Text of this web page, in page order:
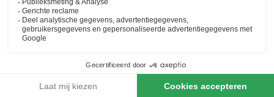
Hoge Boeschoterweg 88 - 3781 PG Voorthuizen, Nederland
Hoe kom je er?
10km